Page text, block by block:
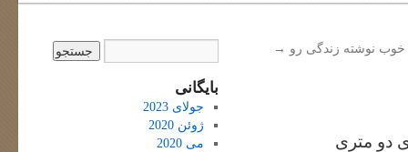
خوب نوشته زندگی رو →
دو متری
بایگانی
جولای 2023
ژوئن 2020
می 2020